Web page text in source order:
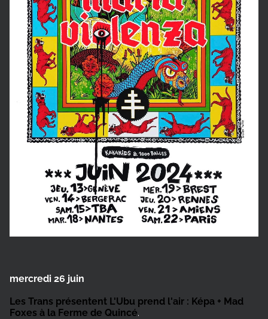
mercredi 26 juin
Les Trans présentent L'Ubu prend l'air : Képa + Mad
Foxes à la Ferme de Quincé.